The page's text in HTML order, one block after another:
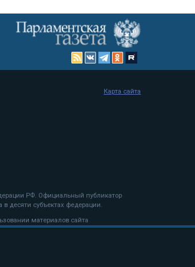
РФ. Официальный публикатор
десяти субъектах федерации.
материалов сайта
Карта сайта